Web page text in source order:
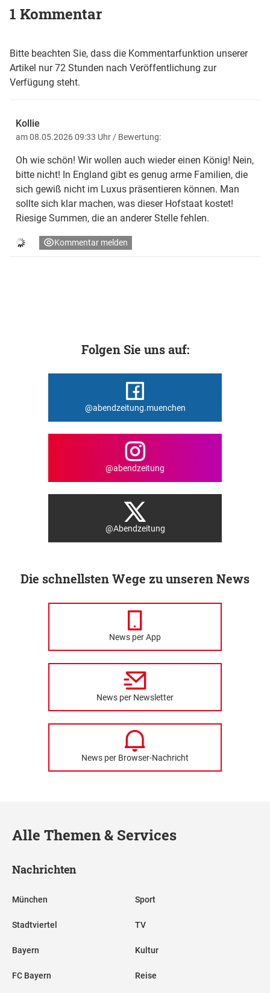
1 Kommentar
Bitte beachten Sie, dass die Kommentarfunktion unserer
Artikel nur 72 Stunden nach Veröffentlichung zur
Verfügung steht.
Kollie
am 08.05.2026 09:33 Uhr / Bewertung:
Oh wie schön! Wir wollen auch wieder einen König! Nein,
bitte nicht! In England gibt es genug arme Familien, die
sich gewiß nicht im Luxus präsentieren können. Man
sollte sich klar machen, was dieser Hofstaat kostet!
Riesige Summen, die an anderer Stelle fehlen.
Kommentar melden
Folgen Sie uns auf:
@abendzeitung.muenchen
@abendzeitung
@Abendzeitung
Die schnellsten Wege zu unseren News
News per App
News per Newsletter
News per Browser-Nachricht
Alle Themen & Services
Nachrichten
München
Stadtviertel
Bayern
FC Bayern
Sport
TV
Kultur
Reise